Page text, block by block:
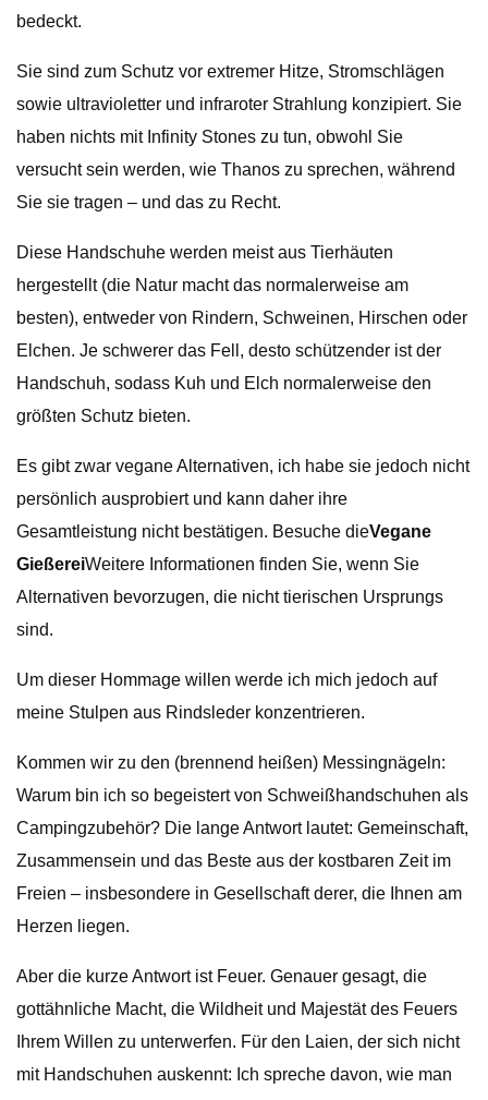
bedeckt.
Sie sind zum Schutz vor extremer Hitze, Stromschlägen
sowie ultravioletter und infraroter Strahlung konzipiert. Sie
haben nichts mit Infinity Stones zu tun, obwohl Sie
versucht sein werden, wie Thanos zu sprechen, während
Sie sie tragen – und das zu Recht.
Diese Handschuhe werden meist aus Tierhäuten
hergestellt (die Natur macht das normalerweise am
besten), entweder von Rindern, Schweinen, Hirschen oder
Elchen. Je schwerer das Fell, desto schützender ist der
Handschuh, sodass Kuh und Elch normalerweise den
größten Schutz bieten.
Es gibt zwar vegane Alternativen, ich habe sie jedoch nicht
persönlich ausprobiert und kann daher ihre
Gesamtleistung nicht bestätigen. Besuche dieVegane
GießereiWeitere Informationen finden Sie, wenn Sie
Alternativen bevorzugen, die nicht tierischen Ursprungs
sind.
Um dieser Hommage willen werde ich mich jedoch auf
meine Stulpen aus Rindsleder konzentrieren.
Kommen wir zu den (brennend heißen) Messingnägeln:
Warum bin ich so begeistert von Schweißhandschuhen als
Campingzubehör? Die lange Antwort lautet: Gemeinschaft,
Zusammensein und das Beste aus der kostbaren Zeit im
Freien – insbesondere in Gesellschaft derer, die Ihnen am
Herzen liegen.
Aber die kurze Antwort ist Feuer. Genauer gesagt, die
gottähnliche Macht, die Wildheit und Majestät des Feuers
Ihrem Willen zu unterwerfen. Für den Laien, der sich nicht
mit Handschuhen auskennt: Ich spreche davon, wie man